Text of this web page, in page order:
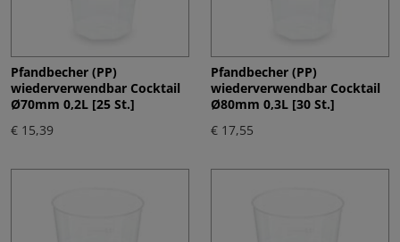
Pfandbecher (PP)
wiederverwendbar Cocktail
Ø70mm 0,2L [25 St.]
€ 15,39
Pfandbecher (PP)
wiederverwendbar Cocktail
Ø80mm 0,3L [30 St.]
€ 17,55